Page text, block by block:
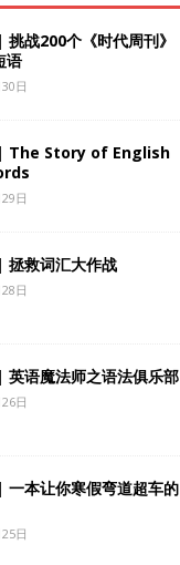
战200个《时代周刊》
语
日
The Story of English
日
拯救词汇大作战
日
英语魔法师之语法俱乐部
日
一本让你寒假弯道超车的
日